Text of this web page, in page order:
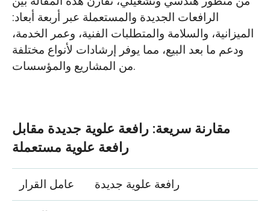
الرافعات الجديدة والمستعملة عبر أربعة أبعاد:
الميزانية، والسلامة والمتطلبات الفنية، وعمر الخدمة،
ودعم ما بعد البيع، مما يوفر إرشادات لأنواع مختلفة
من المشاريع والمؤسسات.
مقارنة سريعة: رافعة علوية جديدة مقابل
رافعة علوية مستعملة
عامل القرار
رافعة علوية جديدة